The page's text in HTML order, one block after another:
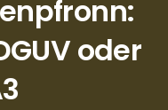
oder